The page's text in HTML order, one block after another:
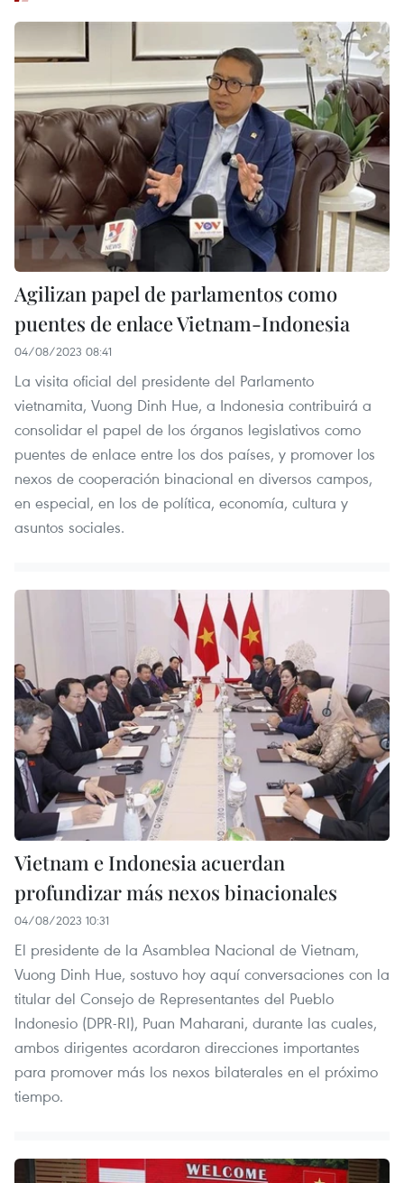
Agilizan papel de parlamentos como
puentes de enlace Vietnam-Indonesia
04/08/2023 08:41
La visita oficial del presidente del Parlamento
vietnamita, Vuong Dinh Hue, a Indonesia contribuirá a
consolidar el papel de los órganos legislativos como
puentes de enlace entre los dos países, y promover los
nexos de cooperación binacional en diversos campos,
en especial, en los de política, economía, cultura y
asuntos sociales.
Vietnam e Indonesia acuerdan
profundizar más nexos binacionales
04/08/2023 10:31
El presidente de la Asamblea Nacional de Vietnam,
Vuong Dinh Hue, sostuvo hoy aquí conversaciones con la
titular del Consejo de Representantes del Pueblo
Indonesio (DPR-RI), Puan Maharani, durante las cuales,
ambos dirigentes acordaron direcciones importantes
para promover más los nexos bilaterales en el próximo
tiempo.